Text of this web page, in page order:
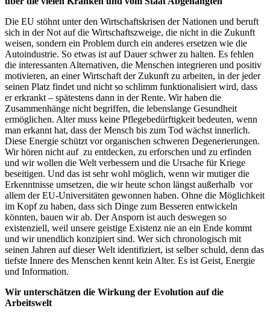
Die EU stöhnt unter den Wirtschaftskrisen der Nationen und beruft
sich in der Not auf die Wirtschaftszweige, die nicht in die Zukunft
weisen, sondern ein Problem durch ein anderes ersetzen wie die
Autoindustrie. So etwas ist auf Dauer schwer zu halten. Es fehlen
die interessanten Alternativen, die Menschen integrieren und positiv
motivieren, an einer Wirtschaft der Zukunft zu arbeiten, in der jeder
seinen Platz findet und nicht so schlimm funktionalisiert wird, dass
er erkrankt – spätestens dann in der Rente. Wir haben die
Zusammenhänge nicht begriffen, die lebenslange Gesundheit
ermöglichen. Alter muss keine Pflegebedürftigkeit bedeuten, wenn
man erkannt hat, dass der Mensch bis zum Tod wächst innerlich.
Diese Energie schützt vor organischen schweren Degenerierungen.
Wir hören nicht auf zu entdecken, zu erforschen und zu erfinden
und wir wollen die Welt verbessern und die Ursache für Kriege
beseitigen. Und das ist sehr wohl möglich, wenn wir mutiger die
Erkenntnisse umsetzen, die wir heute schon längst außerhalb vor
allem der EU-Universitäten gewonnen haben. Ohne die Möglichkeit
im Kopf zu haben, dass sich Dinge zum Besseren entwickeln
könnten, bauen wir ab. Der Ansporn ist auch deswegen so
existenziell, weil unsere geistige Existenz nie an ein Ende kommt
und wir unendlich konzipiert sind. Wer sich chronologisch mit
seinen Jahren auf dieser Welt identifiziert, ist selber schuld, denn das
tiefste Innere des Menschen kennt kein Alter. Es ist Geist, Energie
und Information.
Wir unterschätzen die Wirkung der Evolution auf die
Arbeitswelt